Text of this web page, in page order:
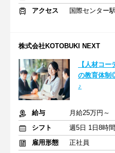
アクセス
国際センター
株式会社KOTOBUKI NEXT
【人材コ
の教育体制
♪
給与
シフト
週5日 1日8時
雇用形態
正社員